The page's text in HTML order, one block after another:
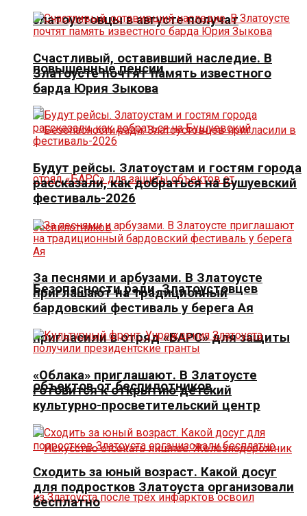
златоустовцы в августе получат
повышенные пенсии
Безопасности ради. Златоустовцев
пригласили в отряд «БАРС» для защиты
объектов от беспилотников
Счастливый, оставивший наследие. В
Златоусте почтят память известного
барда Юрия Зыкова
Будут рейсы. Златоустам и гостям города
рассказали, как добраться на Бушуевский
фестиваль-2026
За песнями и арбузами. В Златоусте
приглашают на традиционный
бардовский фестиваль у берега Ая
«Облака» приглашают. В Златоусте
готовится к открытию детский
культурно-просветительский центр
Сходить за юный возраст. Какой досуг
для подростков Златоуста организовали
бесплатно